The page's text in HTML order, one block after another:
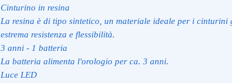
Cinturino in resina
La resina è di tipo sintetico, un materiale ideale per i cinturini
estrema resistenza e flessibilità.
3 anni - 1 batteria
La batteria alimenta l'orologio per ca. 3 anni.
Luce LED